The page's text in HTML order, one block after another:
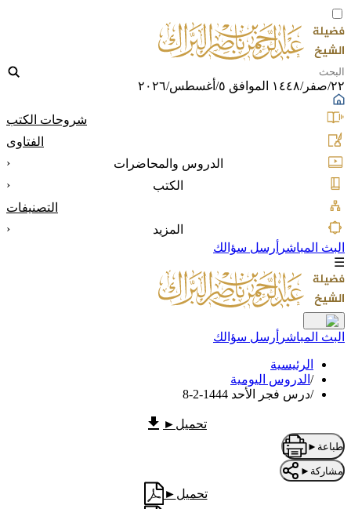
٢٢/صفر/١٤٤٨ الموافق ٥/أغسطس/٢٠٢٦
شروحات الكتب
الفتاوى
الدروس والمحاضرات
‹
الكتب
‹
التصنيفات
المزيد
‹
البث المباشر أرسل سؤالك
☰
البث المباشر أرسل سؤالك
الرئيسية
/ الدروس اليومية
/درس فجر الأحد 1444-2-8
تحميل ►
طباعة ►
مشاركة ►
تحميل ►